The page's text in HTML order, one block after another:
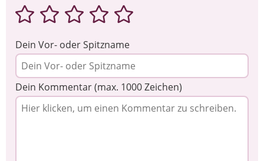
Dein Vor- oder Spitzname
Dein Kommentar (max. 1000 Zeichen)